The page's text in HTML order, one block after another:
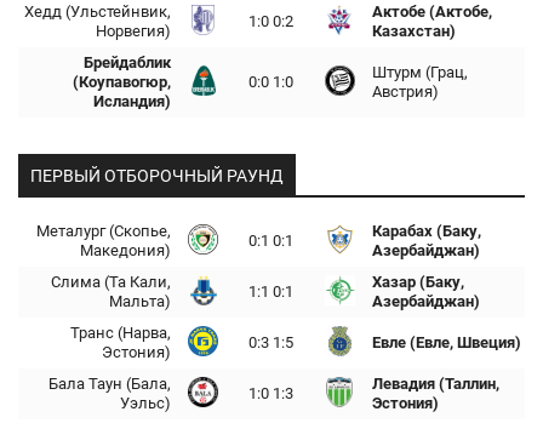
Хедд (Ульстейнвик,
Норвегия)
1:0 0:2
Актобе (Актобе,
Казахстан)
Брейдаблик
(Коупавогюр,
Исландия)
0:0 1:0
Штурм (Грац,
Австрия)
ПЕРВЫЙ ОТБОРОЧНЫЙ РАУНД
Металург (Скопье,
Македония)
0:1 0:1
Карабах (Баку,
Азербайджан)
Слима (Та Кали,
Мальта)
1:1 0:1
Хазар (Баку,
Азербайджан)
Транс (Нарва,
Эстония)
0:3 1:5 Евле (Евле, Швеция)
Бала Таун (Бала,
Уэльс)
1:0 1:3
Левадия (Таллин,
Эстония)